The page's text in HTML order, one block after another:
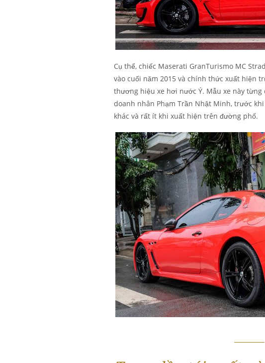
Cụ thể, chiếc Maserati GranTurismo MC
vào cuối năm 2015 và chính thức xuất hiện
thương hiệu xe hơi nước Ý. Mẫu xe này
doanh nhân Phạm Trần Nhật Minh, trước
khác và rất ít khi xuất hiện trên đường phố.